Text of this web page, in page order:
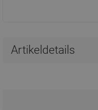
Artikeldetails